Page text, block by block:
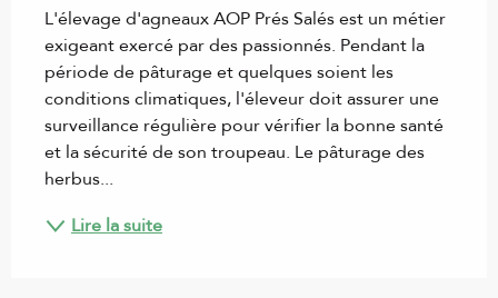
L'élevage d'agneaux AOP Prés Salés est un métier
exigeant exercé par des passionnés. Pendant la
période de pâturage et quelques soient les
conditions climatiques, l'éleveur doit assurer une
surveillance régulière pour vérifier la bonne santé
et la sécurité de son troupeau. Le pâturage des
herbus...
Lire la suite